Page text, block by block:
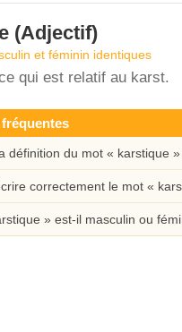
(Adjectif)
et féminin identiques
qui est relatif au karst.
définition du mot « karstique
correctement le mot «
» est-il masculin ou